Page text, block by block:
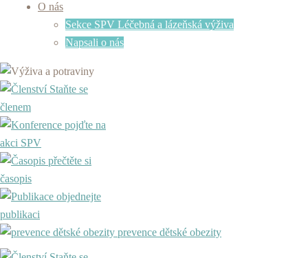
O nás
Sekce SPV Léčebná a lázeňská výživa
Napsali o nás
Staňte se
členem
pojďte na
akci SPV
přečtěte si
časopis
objednejte
publikaci
prevence dětské obezity